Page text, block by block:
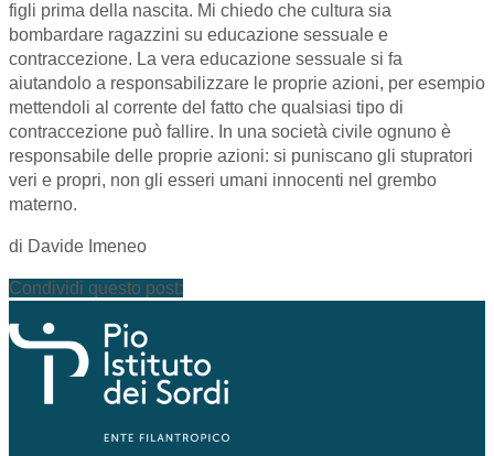
figli prima della nascita. Mi chiedo che cultura sia
bombardare ragazzini su educazione sessuale e
contraccezione. La vera educazione sessuale si fa
aiutandolo a responsabilizzare le proprie azioni, per esempio
mettendoli al corrente del fatto che qualsiasi tipo di
contraccezione può fallire. In una società civile ognuno è
responsabile delle proprie azioni: si puniscano gli stupratori
veri e propri, non gli esseri umani innocenti nel grembo
materno.
di Davide Imeneo
Condividi questo post: